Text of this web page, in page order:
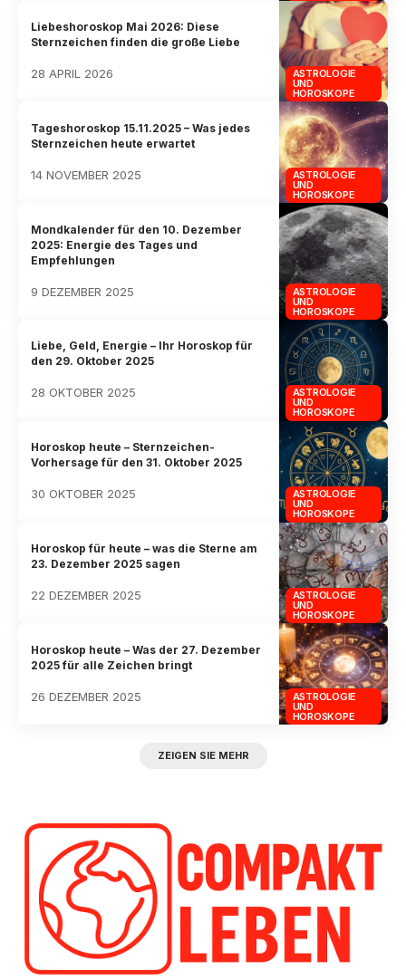
ASTROLOGIE
UND
HOROSKOPE
Liebeshoroskop Mai 2026: Diese
Sternzeichen finden die große Liebe
28 APRIL 2026
ASTROLOGIE
UND
HOROSKOPE
Tageshoroskop 15.11.2025 – Was jedes
Sternzeichen heute erwartet
14 NOVEMBER 2025
ASTROLOGIE
UND
HOROSKOPE
Mondkalender für den 10. Dezember
2025: Energie des Tages und
Empfehlungen
9 DEZEMBER 2025
ASTROLOGIE
UND
HOROSKOPE
Liebe, Geld, Energie – Ihr Horoskop für
den 29. Oktober 2025
28 OKTOBER 2025
ASTROLOGIE
UND
HOROSKOPE
Horoskop heute – Sternzeichen-
Vorhersage für den 31. Oktober 2025
30 OKTOBER 2025
ASTROLOGIE
UND
HOROSKOPE
Horoskop für heute – was die Sterne am
23. Dezember 2025 sagen
22 DEZEMBER 2025
ASTROLOGIE
UND
HOROSKOPE
Horoskop heute – Was der 27. Dezember
2025 für alle Zeichen bringt
26 DEZEMBER 2025
ZEIGEN SIE MEHR